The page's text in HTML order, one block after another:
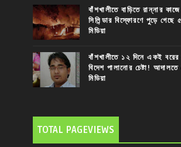
বাঁশখালীতে বাড়িতে রান্নার
সিলিন্ডার বিস্ফোরণে পুড়ে
মিডিয়া
বাঁশখালীতে ১২ দিনে একই
বিদেশ পালানোর চেষ্টা!
মিডিয়া
TOTAL PAGEVIEWS